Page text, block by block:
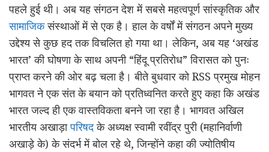
पहले हुई थी। अब यह संगठन देश में सबसे महत्वपूर्ण सांस्कृतिक और
सामाजिकसंस्थाओं में से एक है। हाल के वर्षों में संगठन अपने मुख्य
उद्देश्य से कुछ हद तक विचलित हो गया था। लेकिन, अब यह ‘अखंड
भारत’ की घोषणा के साथ अपनी “हिंदू प्रतिरोध” विरासत को पुनः
प्राप्त करने की ओर बढ़ चला है। बीते बुधवार को RSS प्रमुख मोहन
भागवत ने एक संत के बयान को प्रतिध्वनित करते हुए कहा कि अखंड
भारत जल्द ही एक वास्तविकता बनने जा रहा है। भागवत अखिल
भारतीय अखाड़ापरिषदके अध्यक्ष स्वामी रवींद्र पुरी (महानिर्वाणी
अखाड़े के) के संदर्भ में बोल रहे थे, जिन्होंने कहा की ज्योतिषीय